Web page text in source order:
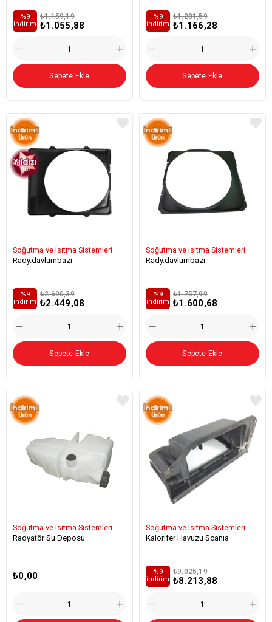
₺1.055,88
₺1.159,19
%9
i̇ndirim
Sepete Ekle
₺1.166,28
₺1.281,59
%9
i̇ndirim
Sepete Ekle
Soğutma ve Isıtma Sistemleri
Rady.davlumbazı
₺2.449,08
₺2.690,39
%9
i̇ndirim
Sepete Ekle
Soğutma ve Isıtma Sistemleri
Rady.davlumbazı
₺1.600,68
₺1.757,99
%9
i̇ndirim
Sepete Ekle
Soğutma ve Isıtma Sistemleri
Radyatör Su Deposu
₺0,00
Soğutma ve Isıtma Sistemleri
Kalorifer Havuzu Scanıa
₺8.213,88
₺9.025,19
%9
i̇ndirim